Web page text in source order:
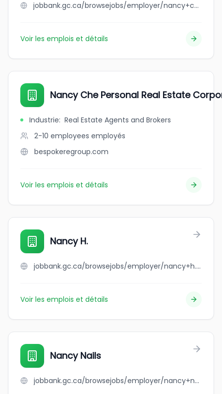
jobbank.gc.ca/browsejobs/employer/nancy+chen/ca
Voir les emplois et détails
Nancy Che Personal Real Estate
Industrie: Real Estate Agents and Brokers
2-10 employees employés
bespokeregroup.com
Voir les emplois et détails
Nancy H.
jobbank.gc.ca/browsejobs/employer/nancy+h./ca
Voir les emplois et détails
Nancy Nails
jobbank.gc.ca/browsejobs/employer/nancy+nails/ca